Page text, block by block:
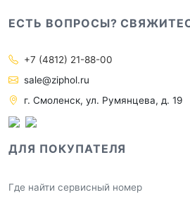
ЕСТЬ ВОПРОСЫ?
+7 (4812) 21-88-00
sale@ziphol.ru
г. Смоленск, ул. Румянцева, д. 19
ДЛЯ ПОКУПАТЕЛЯ
Где найти сервисный номер